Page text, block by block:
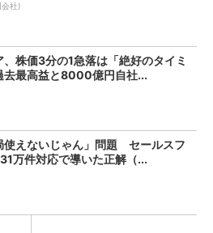
社)
、株価3分の1急落は「絶好のタイミ
最高益と8000億円自社...
使えないじゃん」問題 セールスフ
万件対応で導いた正解（...